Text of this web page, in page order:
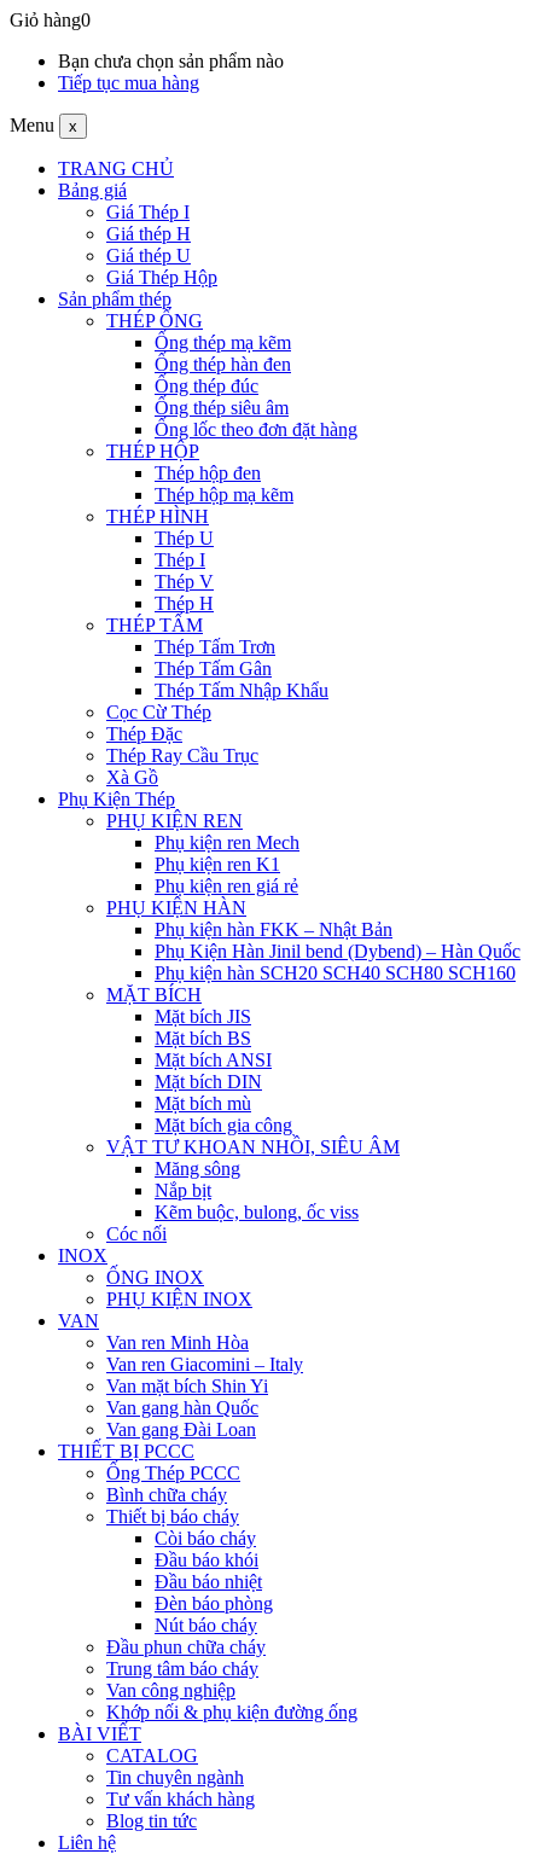
Giỏ hàng0
Bạn chưa chọn sản phẩm nào
Tiếp tục mua hàng
Menu x
TRANG CHỦ
Bảng giá
Giá Thép I
Giá thép H
Giá thép U
Giá Thép Hộp
Sản phẩm thép
THÉP ỐNG
Ống thép mạ kẽm
Ống thép hàn đen
Ống thép đúc
Ống thép siêu âm
Ống lốc theo đơn đặt hàng
THÉP HỘP
Thép hộp đen
Thép hộp mạ kẽm
THÉP HÌNH
Thép U
Thép I
Thép V
Thép H
THÉP TẤM
Thép Tấm Trơn
Thép Tấm Gân
Thép Tấm Nhập Khẩu
Cọc Cừ Thép
Thép Đặc
Thép Ray Cầu Trục
Xà Gồ
Phụ Kiện Thép
PHỤ KIỆN REN
Phụ kiện ren Mech
Phụ kiện ren K1
Phụ kiện ren giá rẻ
PHỤ KIỆN HÀN
Phụ kiện hàn FKK – Nhật Bản
Phụ Kiện Hàn Jinil bend (Dybend) – Hàn Quốc
Phụ kiện hàn SCH20 SCH40 SCH80 SCH160
MẶT BÍCH
Mặt bích JIS
Mặt bích BS
Mặt bích ANSI
Mặt bích DIN
Mặt bích mù
Mặt bích gia công
VẬT TƯ KHOAN NHỒI, SIÊU ÂM
Măng sông
Nắp bịt
Kẽm buộc, bulong, ốc viss
Cóc nối
INOX
ỐNG INOX
PHỤ KIỆN INOX
VAN
Van ren Minh Hòa
Van ren Giacomini – Italy
Van mặt bích Shin Yi
Van gang hàn Quốc
Van gang Đài Loan
THIẾT BỊ PCCC
Ống Thép PCCC
Bình chữa cháy
Thiết bị báo cháy
Còi báo cháy
Đầu báo khói
Đầu báo nhiệt
Đèn báo phòng
Nút báo cháy
Đầu phun chữa cháy
Trung tâm báo cháy
Van công nghiệp
Khớp nối & phụ kiện đường ống
BÀI VIẾT
CATALOG
Tin chuyên ngành
Tư vấn khách hàng
Blog tin tức
Liên hệ